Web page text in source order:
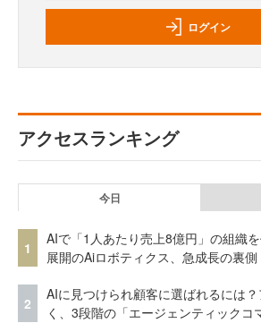
ログイン
アクセスランキング
今日
1
AIで「1人あたり売上8億円」の組織を
展開のAiロボティクス、急成長の裏側
2
AIに見つけられ顧客に選ばれるには
く、3段階の「エージェンティックコ